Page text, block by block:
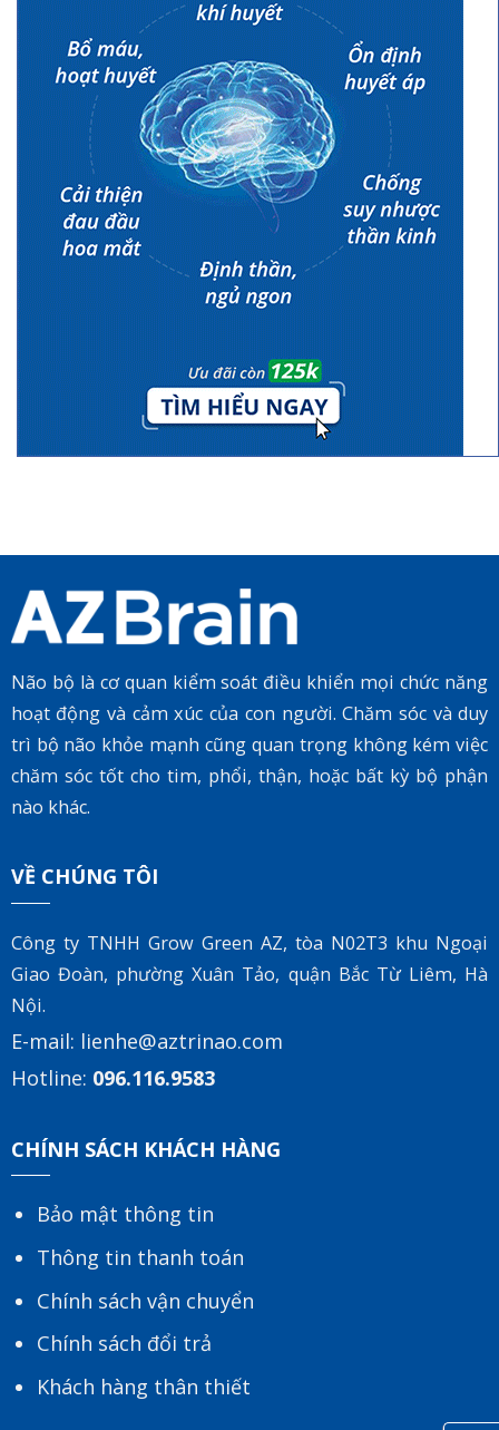
Não bộ là cơ quan kiểm soát điều khiển mọi chức năng
hoạt động và cảm xúc của con người. Chăm sóc và duy
trì bộ não khỏe mạnh cũng quan trọng không kém việc
chăm sóc tốt cho tim, phổi, thận, hoặc bất kỳ bộ phận
nào khác.
VỀ CHÚNG TÔI
Công ty TNHH Grow Green AZ, tòa N02T3 khu Ngoại
Giao Đoàn, phường Xuân Tảo, quận Bắc Từ Liêm, Hà
Nội.
E-mail: lienhe@aztrinao.com
Hotline: 096.116.9583
CHÍNH SÁCH KHÁCH HÀNG
Bảo mật thông tin
Thông tin thanh toán
Chính sách vận chuyển
Chính sách đổi trả
Khách hàng thân thiết